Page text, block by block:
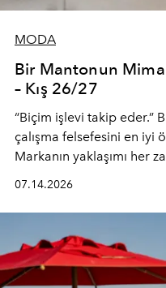
MODA
Bir Mantonun
– Kış 26/27
“Biçim işlevi takip eder.”
çalışma felsefesini en iyi
Markanın yaklaşımı her
(savoir-faire) buluşan
07.14.2026